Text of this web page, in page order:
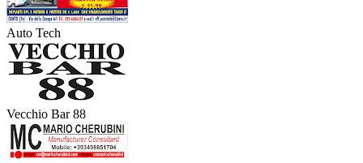
Auto Tech
Vecchio Bar 88